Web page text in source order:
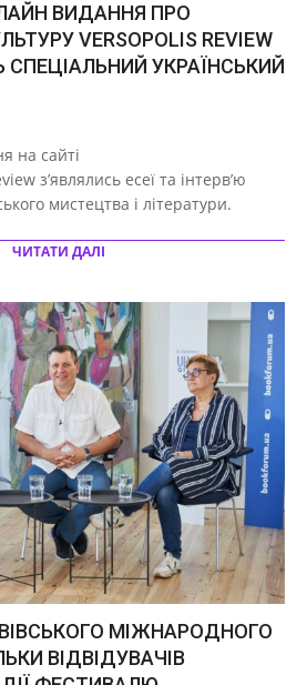
ВИДАННЯ ПРО
VERSOPOLIS REVIEW
УКРАЇНСЬКИЙ
на сайті
з’являлись есеї та інтерв’ю
мистецтва і літератури.
ЧИТАТИ ДАЛІ
МІЖНАРОДНОГО
ВІДВІДУВАЧІВ